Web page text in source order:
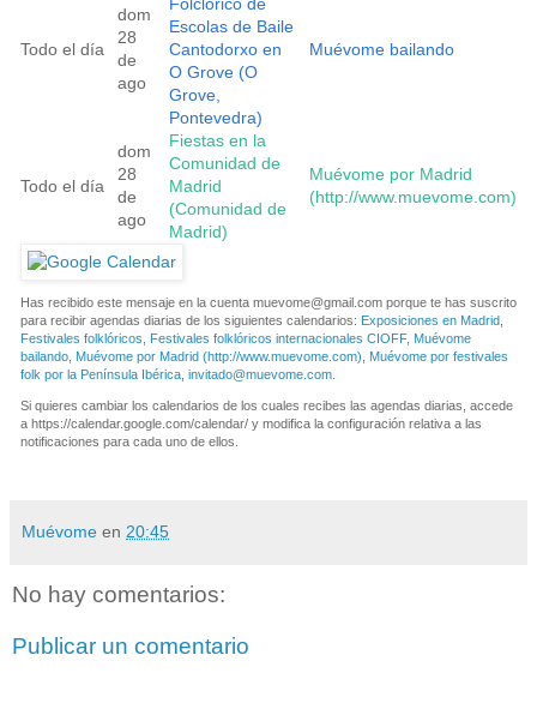
Todo el día
dom
28
de
ago
Escolas de Baile
Cantodorxo en
O Grove (O
Grove,
Pontevedra)
Muévome bailando
Todo el día
dom
28
de
ago
Fiestas en la
Comunidad de
Madrid
(Comunidad de
Madrid)
Muévome por Madrid
(http://www.muevome.com)
Has recibido este mensaje en la cuenta muevome@gmail.com porque te has suscrito
para recibir agendas diarias de los siguientes calendarios: Exposiciones en Madrid
Festivales folklóricos
Festivales folklóricos internacionales CIOFF, Muévome
bailando Muévome por Madrid (http://www.muevome.com)
Muévome por festivales
folk por la Península Ibérica invitado@muevome.com
Si quieres cambiar los calendarios de los cuales recibes las agendas diarias, accede
a https://calendar.google.com/calendar/ y modifica la configuración relativa a las
notificaciones para cada uno de ellos.
Muévome en 20:45
No hay comentarios:
Publicar un comentario